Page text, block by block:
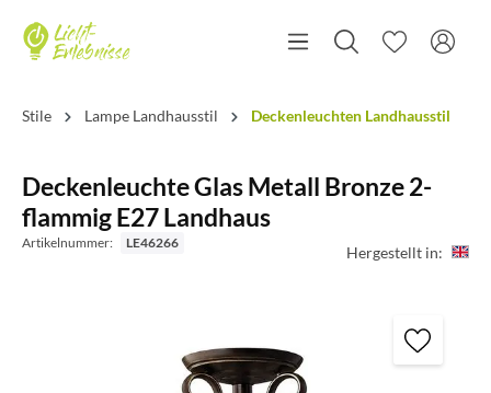
Stile Lampe Landhausstil Deckenleuchten Landhausstil
Deckenleuchte Glas Metall Bronze 2-
flammig E27 Landhaus
Artikelnummer: LE46266 Hergestellt in: